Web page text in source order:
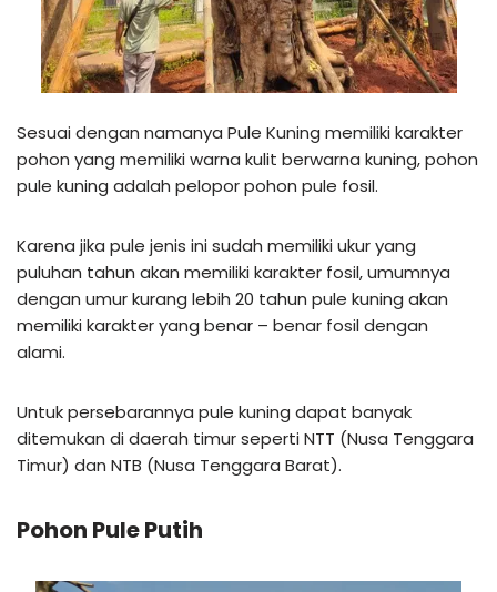
Sesuai dengan namanya Pule Kuning memiliki karakter
pohon yang memiliki warna kulit berwarna kuning, pohon
pule kuning adalah pelopor pohon pule fosil.
Karena jika pule jenis ini sudah memiliki ukur yang
puluhan tahun akan memiliki karakter fosil, umumnya
dengan umur kurang lebih 20 tahun pule kuning akan
memiliki karakter yang benar – benar fosil dengan
alami.
Untuk persebarannya pule kuning dapat banyak
ditemukan di daerah timur seperti NTT (Nusa Tenggara
Timur) dan NTB (Nusa Tenggara Barat).
Pohon Pule Putih